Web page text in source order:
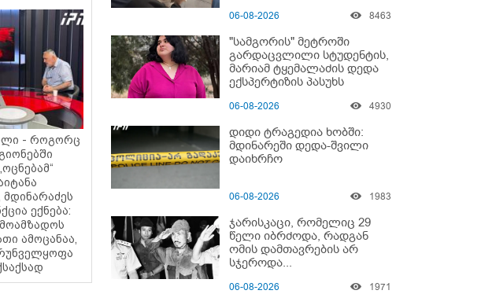
- როგორც
მდინარაძეს
ექნება:
ამოცანაა,
06-08-2026 8463
"სამგორის" მეტროში
გარდაცვლილი სტუდენტის,
მარიამ ტყემალაძის დედა
ექსპერტიზის პასუხს
გოგონას გარდაცვალების
06-08-2026 4930
დიდი ტრაგედია ხობში:
მდინარეში დედა-შვილი
დაიხრჩო
06-08-2026 1983
ჯარისკაცი, რომელიც 29
წელი იბრძოდა, რადგან
ომის დამთავრების არ
სჯეროდა...
06-08-2026 1971